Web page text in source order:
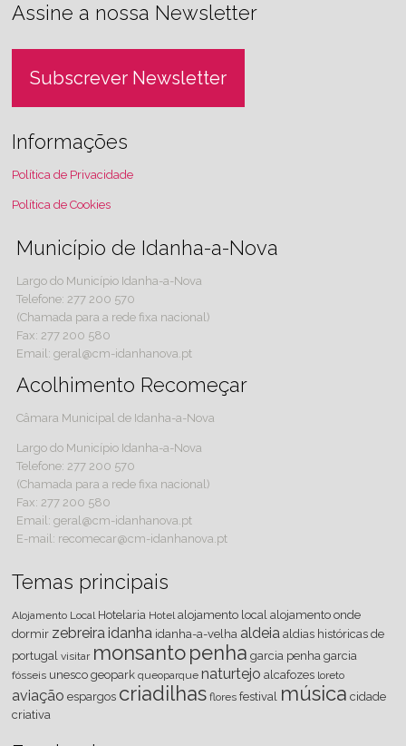
Assine a nossa Newsletter
Subscrever Newsletter
Informações
Política de Privacidade
Política de Cookies
Município de Idanha-a-Nova
Largo do Município Idanha-a-Nova
Telefone: 277 200 570
(Chamada para a rede fixa nacional)
Fax: 277 200 580
Email: geral@cm-idanhanova.pt
Acolhimento Recomeçar
Câmara Municipal de Idanha-a-Nova
Largo do Município Idanha-a-Nova
Telefone: 277 200 570
(Chamada para a rede fixa nacional)
Fax: 277 200 580
Email: geral@cm-idanhanova.pt
E-mail: recomecar@cm-idanhanova.pt
Temas principais
Alojamento Local Hotelaria Hotel alojamento local alojamento onde
dormir zebreiraidanha idanha-a-velha aldeia aldias históricas de
portugal
visitar monsantopenha garcia penha garcia
fósseis unesco geopark queoparque naturtejo alcafozes loreto
aviação espargos criadilhas flores festival música cidade
criativa